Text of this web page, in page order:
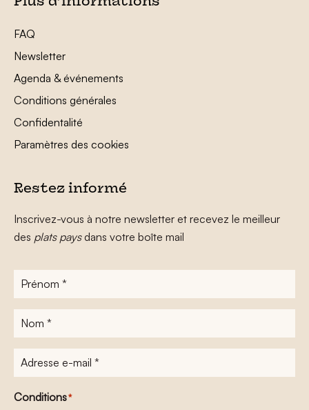
FAQ
Newsletter
Agenda & événements
Conditions générales
Confidentalité
Paramètres des cookies
Restez informé
Inscrivez-vous à notre newsletter et recevez le meilleur
des plats paysdans votre boîte mail
Prénom
Nom
Adresse
e-
mail*
Conditions*